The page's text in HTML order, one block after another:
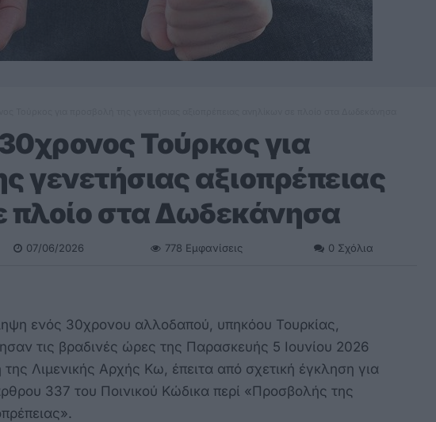
Τούρκος για
γενετήσιας αξιοπρέπειας
πλοίο στα Δωδεκάνησα
07/06/2026 778 Εμφανίσεις 0 Σχόλια
ενός 30χρονου αλλοδαπού, υπηκόου Τουρκίας,
τις βραδινές ώρες της Παρασκευής 5 Ιουνίου 2026
της Λιμενικής Αρχής Κω, έπειτα από σχετική έγκληση για
337 του Ποινικού Κώδικα περί «Προσβολής της